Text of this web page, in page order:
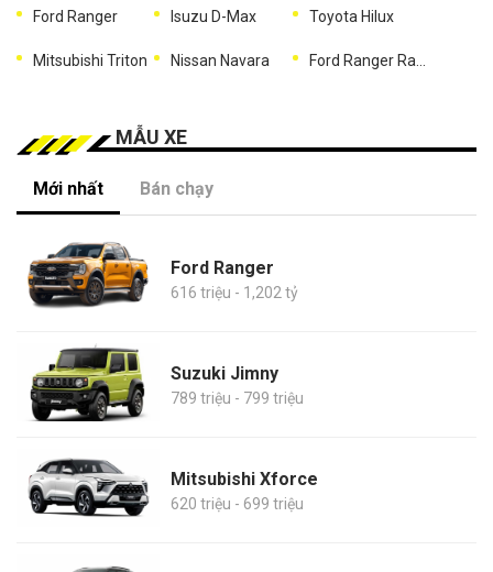
Ford Ranger Isuzu D-Max Toyota Hilux
Mitsubishi Triton Nissan Navara Ford Ranger Raptor
MẪU XE
Mới nhất Bán chạy
Ford Ranger
616 triệu - 1,202 tỷ
Suzuki Jimny
789 triệu - 799 triệu
Mitsubishi Xforce
620 triệu - 699 triệu